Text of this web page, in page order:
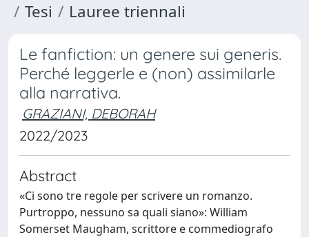
Tesi
Lauree triennali
Le fanfiction: un genere sui generis.
Perché leggerle e (non) assimilarle
alla narrativa.
GRAZIANI, DEBORAH
2022/2023
Abstract
«Ci sono tre regole per scrivere un romanzo.
Purtroppo, nessuno sa quali siano»: William
Somerset Maugham, scrittore e commediografo